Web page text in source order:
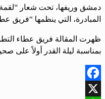
دمشق وريفها، تحت شعار “لقمة
المبادرة، التي ينظمها “فريق
بمناسبة ليلة القدر أولاً على
Facebook